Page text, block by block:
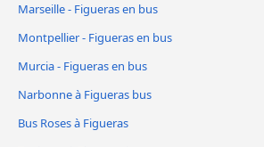
Marseille - Figueras en bus
Montpellier - Figueras en bus
Murcia - Figueras en bus
Narbonne à Figueras bus
Bus Roses à Figueras